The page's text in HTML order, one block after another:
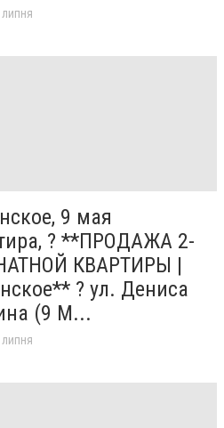
9 мая
? **ПРОДАЖА 2-
КВАРТИРЫ |
? ул. Дениса
(9 М...